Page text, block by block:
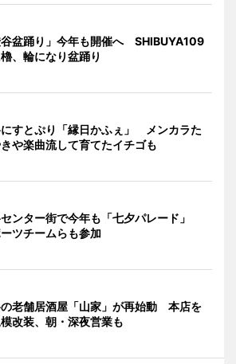
谷盆踊り」今年も開催へ SHIBUYA109
、輪になり盆踊り
すとぷり「縁日かふぇ」 メンカラた
や楽曲流して育てたイチゴも
ンター街で今年も「七夕パレード」
ツチームらも参加
老舗居酒屋「山家」が再始動 本店を
改装、朝・深夜営業も